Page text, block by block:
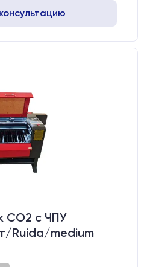
CO2 c ЧПУ
Ruida/medium